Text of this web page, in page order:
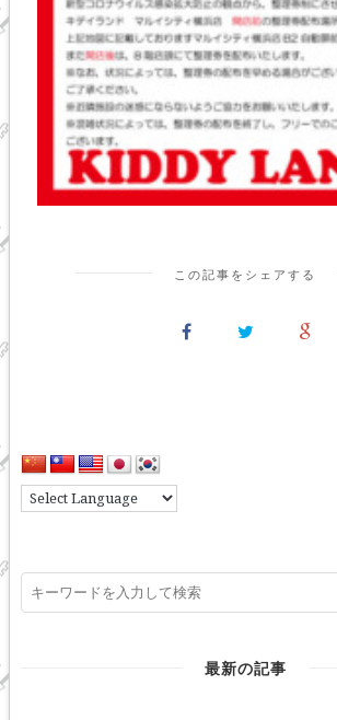
この記事をシェアする
最新の記事